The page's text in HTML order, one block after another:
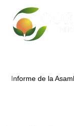
Informe de la